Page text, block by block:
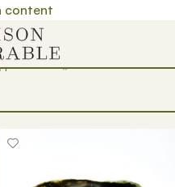
content
oзначен „unukatna vaza“